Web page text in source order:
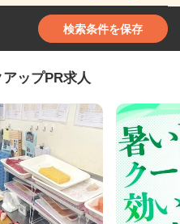
検索条件を保存
ップPR求人